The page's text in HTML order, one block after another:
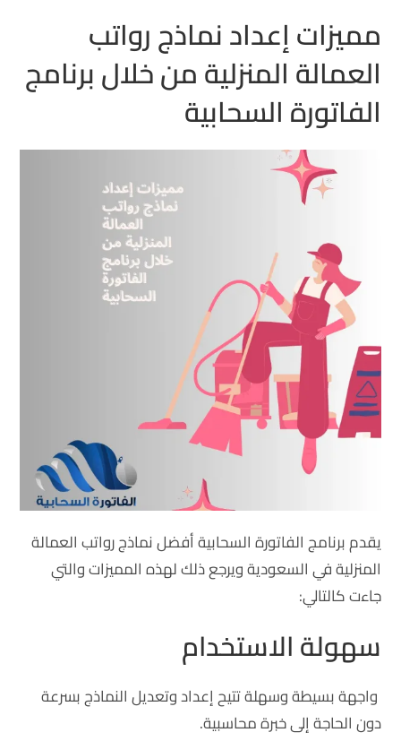
مميزات إعداد نماذج رواتب
العمالة المنزلية من خلال برنامج
الفاتورة السحابية
يقدم برنامج الفاتورة السحابية أفضل نماذج رواتب العمالة
المنزلية في السعودية ويرجع ذلك لهذه المميزات والتي
جاءت كالتالي:
سهولة الاستخدام
واجهة بسيطة وسهلة تتيح إعداد وتعديل النماذج بسرعة
دون الحاجة إلى خبرة محاسبية.